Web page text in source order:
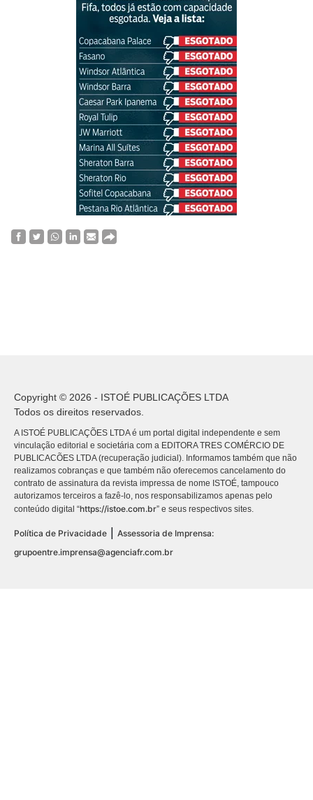
Copyright © 2026 - ISTOÉ PUBLICAÇÕES LTDA
Todos os direitos reservados.
A ISTOÉ PUBLICAÇÕES LTDA é um portal digital independente e sem
vinculação editorial e societária com a EDITORA TRES COMÉRCIO DE
PUBLICACÕES LTDA (recuperação judicial). Informamos também que não
realizamos cobranças e que também não oferecemos cancelamento do
contrato de assinatura da revista impressa de nome ISTOÉ, tampouco
autorizamos terceiros a fazê-lo, nos responsabilizamos apenas pelo
conteúdo digital “https://istoe.com.br” e seus respectivos sites.
Política de Privacidade | Assessoria de Imprensa:
grupoentre.imprensa@agenciafr.com.br